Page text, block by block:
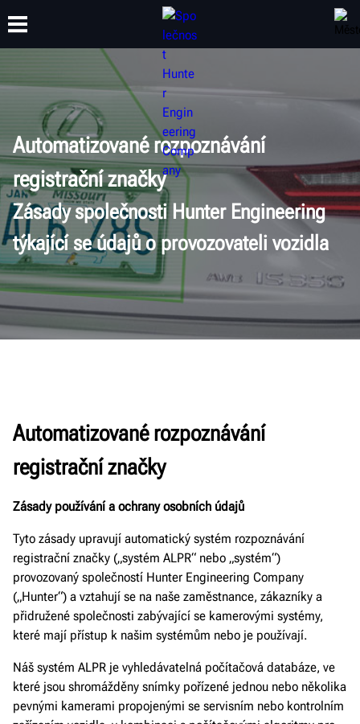
PRODUKTY PODPORA
Automatizované rozpoznávání
registrační značky
Zásady společnosti Hunter Engineering
týkající se údajů o provozovateli vozidla
Automatizované rozpoznávání
registrační značky
Zásady používání a ochrany osobních údajů
Tyto zásady upravují automatický systém rozpoznávání
registrační značky („systém ALPR“ nebo „systém“)
provozovaný společností Hunter Engineering Company
(„Hunter“) a vztahují se na naše zaměstnance, zákazníky a
přidružené společnosti zabývající se kamerovými systémy,
které mají přístup k našim systémům nebo je používají.
Náš systém ALPR je vyhledávatelná počítačová databáze, ve
které jsou shromážděny snímky pořízené jednou nebo několika
pevnými kamerami propojenými se servisním nebo kontrolním